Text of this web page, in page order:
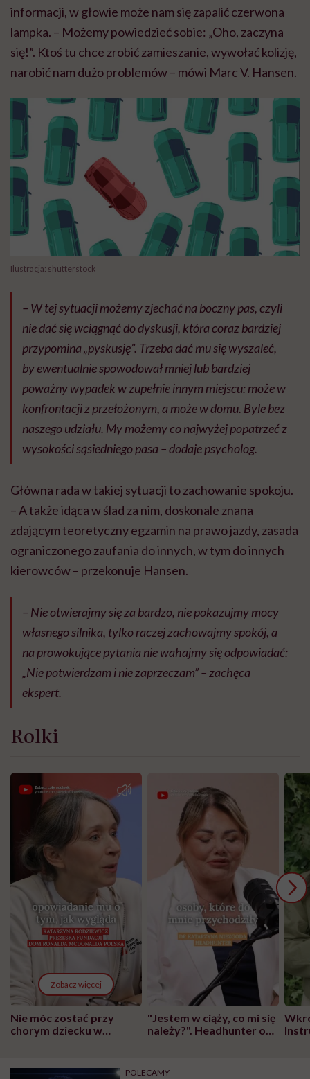
informacji, w głowie może nam się zapalić czerwona
lampka. – Możemy powiedzieć sobie: „Oho, zaczyna
się!”. Ktoś tu chce zrobić zamieszanie, wywołać kolizję,
narobić nam dużo problemów – mówi Marc V. Hansen.
Ilustracja: shutterstock
– W tej sytuacji możemy zjechać na boczny pas, czyli
nie dać się wciągnąć do dyskusji, która coraz bardziej
przypomina „pyskusję”. Trzeba dać mu się wyszaleć,
by ewentualnie spowodował mniej lub bardziej
poważny wypadek w zupełnie innym miejscu: może w
konfrontacji z przełożonym, a może w domu. Byle bez
naszego udziału. My możemy co najwyżej popatrzeć z
wysokości sąsiedniego pasa – dodaje psycholog.
Główna rada w takiej sytuacji to zachowanie spokoju.
– A także idąca w ślad za nim, doskonale znana
zdającym teoretyczny egzamin na prawo jazdy, zasada
ograniczonego zaufania do innych, w tym do innych
kierowców – przekonuje Hansen.
– Nie otwierajmy się za bardzo, nie pokazujmy mocy
własnego silnika, tylko raczej zachowajmy spokój, a
na prowokujące pytania nie wahajmy się odpowiadać:
„Nie potwierdzam i nie zaprzeczam” – zachęca
ekspert.
Rolki
Zobacz więcej
Nie móc zostać przy
chorym dziecku w
może chyba tylko
"Jestem w ciąży, co mi się
należy?". Headhunter o
pracy
POLECAMY